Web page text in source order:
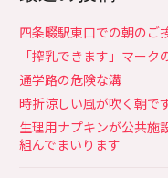
四条畷駅東口での朝のご
「搾乳できます」マーク
通学路の危険な溝
時折涼しい風が吹く朝で
生理用ナプキンが公共施
組んでまいります